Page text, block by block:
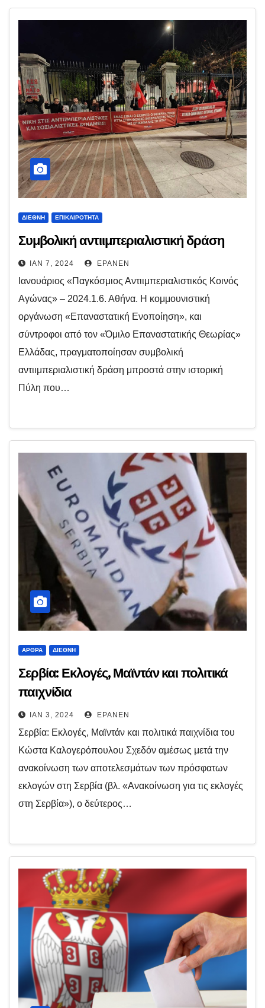
ΔΙΕΘΝΉ ΕΠΙΚΑΙΡΌΤΗΤΑ
Συμβολική αντιιμπεριαλιστική δράση
ΙΑΝ 7, 2024 EPANEN
Ιανουάριος «Παγκόσμιος Αντιιμπεριαλιστικός Κοινός
Αγώνας» – 2024.1.6. Αθήνα. Η κομμουνιστική
οργάνωση «Επαναστατική Ενοποίηση», και
σύντροφοι από τον «Όμιλο Επαναστατικής Θεωρίας»
Ελλάδας, πραγματοποίησαν συμβολική
αντιιμπεριαλιστική δράση μπροστά στην ιστορική
Πύλη που…
ΆΡΘΡΑ ΔΙΕΘΝΉ
Σερβία: Εκλογές, Μαϊντάν και πολιτικά
παιχνίδια
ΙΑΝ 3, 2024 EPANEN
Σερβία: Εκλογές, Μαϊντάν και πολιτικά παιχνίδια του
Κώστα Καλογερόπουλου Σχεδόν αμέσως μετά την
ανακοίνωση των αποτελεσμάτων των πρόσφατων
εκλογών στη Σερβία (βλ. «Ανακοίνωση για τις εκλογές
στη Σερβία»), ο δεύτερος…